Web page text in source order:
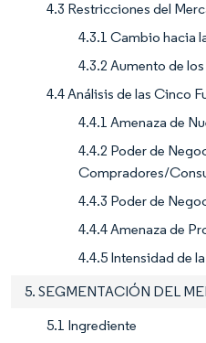
4.3 Restricciones del
4.3.1 Cambio hacia
4.3.2 Aumento de
4.4 Análisis de las Cinco
4.4.1 Amenaza de
4.4.2 Poder de
Compradores/
4.4.3 Poder de
4.4.4 Amenaza de
4.4.5 Intensidad de
5. SEGMENTACIÓN DEL
5.1 Ingrediente